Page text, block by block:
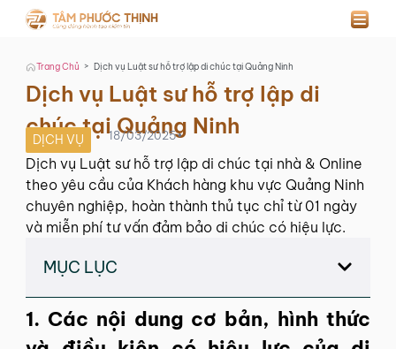
Trang Chủ > Dịch vụ Luật sư hỗ trợ lập di chúc tại Quảng Ninh
Dịch vụ Luật sư hỗ trợ lập di
chúc tại Quảng Ninh
DỊCH VỤ 18/03/2025•
Dịch vụ Luật sư hỗ trợ lập di chúc tại nhà & Online
theo yêu cầu của Khách hàng khu vực Quảng Ninh
chuyên nghiệp, hoàn thành thủ tục chỉ từ 01 ngày
và miễn phí tư vấn đảm bảo di chúc có hiệu lực.
MỤC LỤC
1. Các nội dung cơ bản, hình thức